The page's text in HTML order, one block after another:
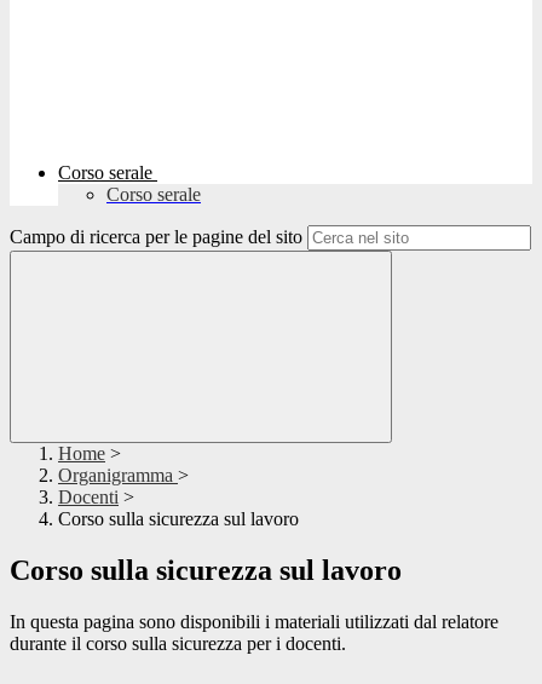
Corso serale
Corso serale
Campo di ricerca per le pagine del sito
Home >
Organigramma >
Docenti >
Corso sulla sicurezza sul lavoro
Corso sulla sicurezza sul lavoro
In questa pagina sono disponibili i materiali utilizzati dal relatore
durante il corso sulla sicurezza per i docenti.